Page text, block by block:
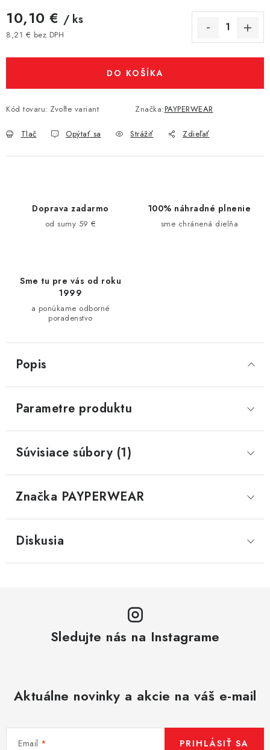
10,10 € / ks
8,21 € bez DPH
DO KOŠÍKA
Kód tovaru: Zvoľte variant Značka:PAYPERWEAR
Tlač Opýtať sa Strážiť Zdieľať
Doprava zadarmo
od sumy 59 €
100% náhradné plnenie
sme chránená dielňa
Sme tu pre vás od roku
1999
a ponúkame odborné
poradenstvo
Popis
Parametre produktu
Súvisiace súbory (1)
Značka PAYPERWEAR
Diskusia
Sledujte nás na Instagrame
Aktuálne novinky a akcie na váš e-mail
Email PRIHLÁSIŤ SA